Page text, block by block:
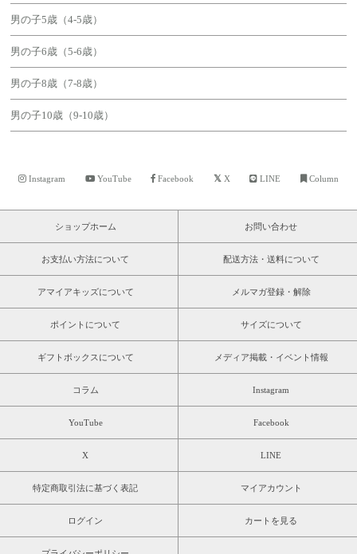
男の子5歳（4-5歳）
男の子6歳（5-6歳）
男の子8歳（7-8歳）
男の子10歳（9-10歳）
Instagram YouTube Facebook X LINE Column
ショップホーム お問い合わせ
お支払い方法について 配送方法・送料について
アマイアキッズについて メルマガ登録・解除
ポイントについて サイズについて
ギフトボックスについて メディア掲載・イベント情報
コラム Instagram
YouTube Facebook
X LINE
特定商取引法に基づく表記 マイアカウント
ログイン カートを見る